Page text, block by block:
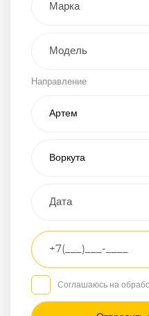
Грузовой
Направление
Транспортное
средство
Седан
/
Соглашаюсь на